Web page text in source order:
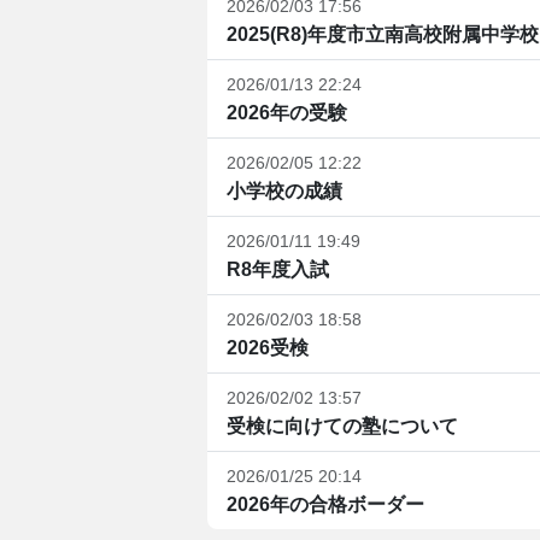
2026/02/03 17:56
2025(R8)年度市立南高校附属中学
2026/01/13 22:24
2026年の受験
2026/02/05 12:22
小学校の成績
2026/01/11 19:49
R8年度入試
2026/02/03 18:58
2026受検
2026/02/02 13:57
受検に向けての塾について
2026/01/25 20:14
2026年の合格ボーダー